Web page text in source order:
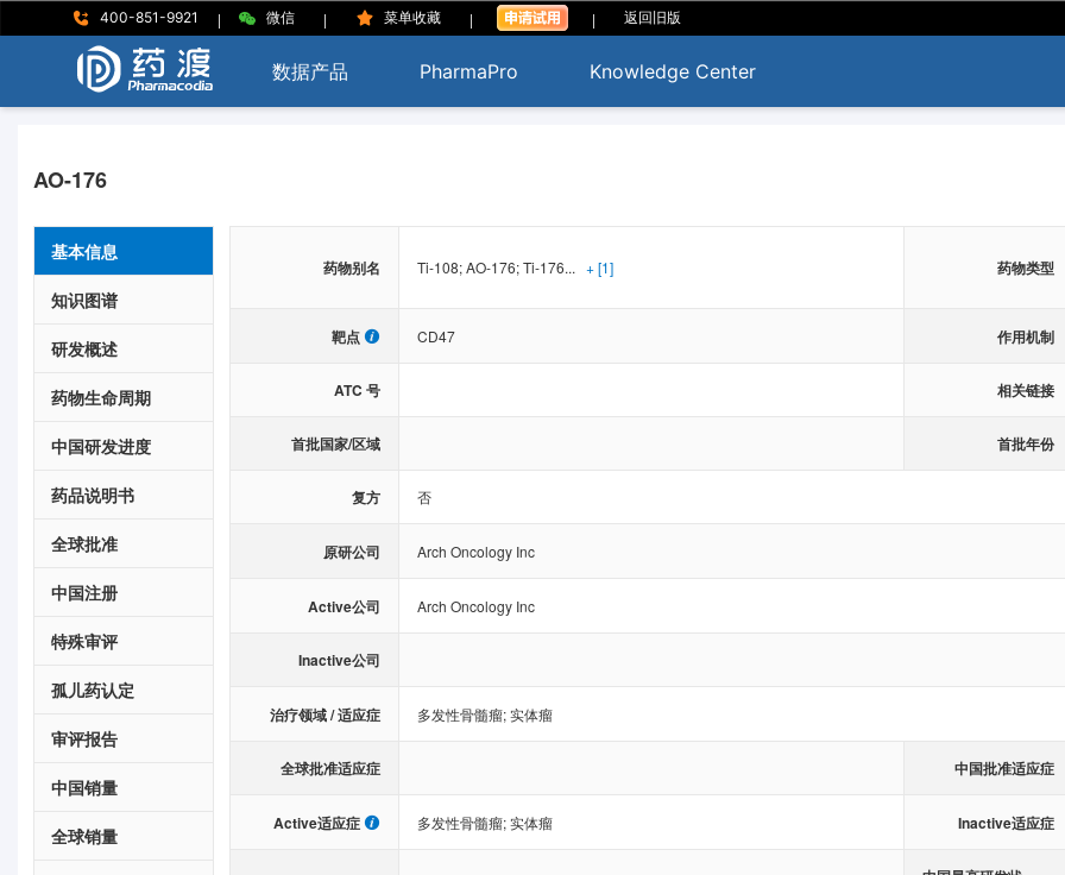
400-851-9921 | 微信 | 菜单收藏 | | 返回旧版
数据产品 PharmaPro Knowledge Center
AO-176
基本信息
知识图谱
研发概述
药物生命周期
中国研发进度
药品说明书
全球批准
中国注册
特殊审评
孤儿药认定
审评报告
中国销量
全球销量
药物别名 Ti-108; AO-176; Ti-176... + [1] 药物类型
靶点 CD47 作用机制
ATC 号 相关链接
首批国家/区域 首批年份
复方 否
原研公司 Arch Oncology Inc
Active公司 Arch Oncology Inc
Inactive公司
治疗领域 / 适应症 多发性骨髓瘤;实体瘤
全球批准适应症 中国批准适应症
Active适应症 多发性骨髓瘤;实体瘤 Inactive适应症